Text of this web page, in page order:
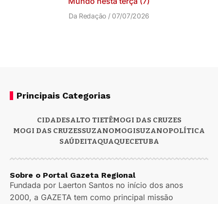
Da Redação 07/07/2026
Principais Categorias
CIDADESALTO TIETÊMOGI DAS CRUZES
MOGI DAS CRUZESSUZANOMOGISUZANOPOLÍTICA
SAÚDEITAQUAQUECETUBA
Sobre o Portal Gazeta Regional
Fundada por Laerton Santos no início dos anos
2000, a GAZETA tem como principal missão